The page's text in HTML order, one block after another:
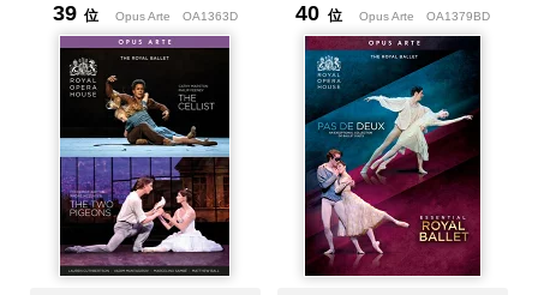
39 位 Opus ArteOA1363D 40 位 Opus Arte OA1379BD